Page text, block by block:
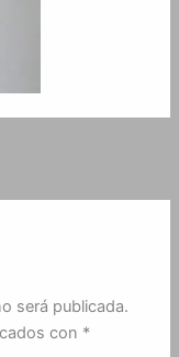
será publicada.
con *